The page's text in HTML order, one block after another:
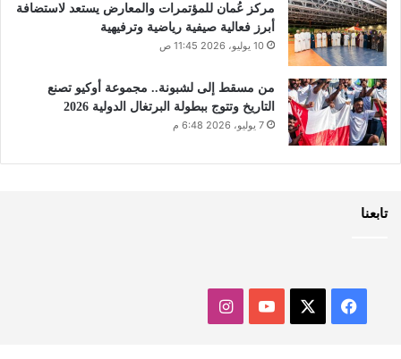
مركز عُمان للمؤتمرات والمعارض يستعد لاستضافة
أبرز فعالية صيفية رياضية وترفيهية
10 يوليو، 2026 11:45 ص
من مسقط إلى لشبونة.. مجموعة أوكيو تصنع
التاريخ وتتوج ببطولة البرتغال الدولية 2026
7 يوليو، 2026 6:48 م
تابعنا
فيسبوك ‫YouTubeانستقرام